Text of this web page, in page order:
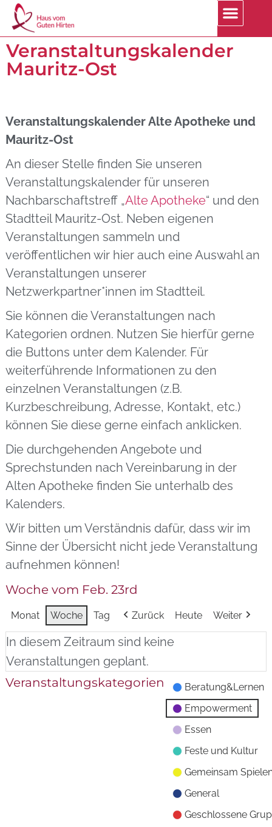
Veranstaltungskalender
Mauritz-Ost
Veranstaltungskalender Alte Apotheke und
Mauritz-Ost
An dieser Stelle finden Sie unseren
Veranstaltungskalender für unseren
Nachbarschaftstreff „Alte Apotheke“ und den
Stadtteil Mauritz-Ost. Neben eigenen
Veranstaltungen sammeln und
veröffentlichen wir hier auch eine Auswahl an
Veranstaltungen unserer
Netzwerkpartner*innen im Stadtteil.
Sie können die Veranstaltungen nach
Kategorien ordnen. Nutzen Sie hierfür gerne
die Buttons unter dem Kalender. Für
weiterführende Informationen zu den
einzelnen Veranstaltungen (z.B.
Kurzbeschreibung, Adresse, Kontakt, etc.)
können Sie diese gerne einfach anklicken.
Die durchgehenden Angebote und
Sprechstunden nach Vereinbarung in der
Alten Apotheke finden Sie unterhalb des
Kalenders.
Wir bitten um Verständnis dafür, dass wir im
Sinne der Übersicht nicht jede Veranstaltung
aufnehmen können!
Woche vom Feb. 23rd
Monat Woche Tag Zurück Heute Weiter
In diesem Zeitraum sind keine
Veranstaltungen geplant.
Veranstaltungskategorien
Beratung&Lernen
Empowerment
Essen
Feste und Kultur
Gemeinsam
General
Geschlossene